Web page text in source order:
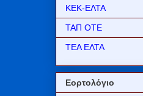
ΚΕΚ-ΕΛΤΑ
ΤΑΠ ΟΤΕ
ΤΕΑ ΕΛΤΑ
Εορτολόγιο